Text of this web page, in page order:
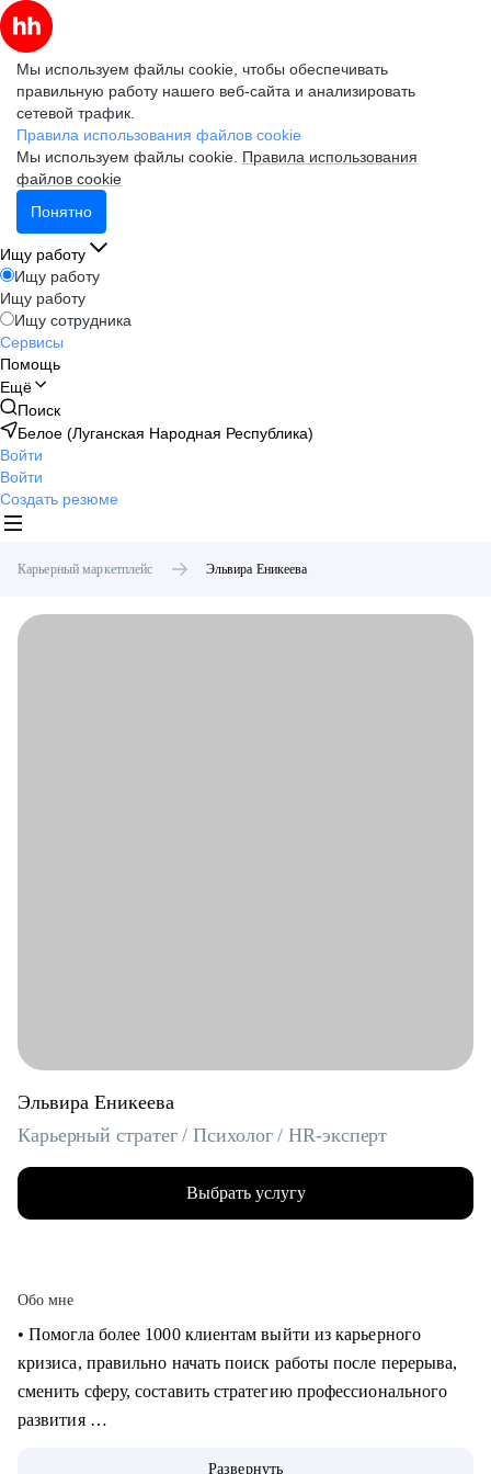
Мы используем файлы cookie, чтобы обеспечивать
правильную работу нашего веб-сайта и анализировать
сетевой трафик.
Правила использования файлов cookie
Мы используем файлы cookie. Правила использования
файлов cookie
Понятно
Ищу работу
Ищу работу
Ищу работу
Ищу сотрудника
Сервисы
Помощь
Ещё
Поиск
Белое (Луганская Народная Республика)
Войти
Войти
Создать резюме
Карьерный маркетплейс Эльвира Еникеева
Эльвира Еникеева
Карьерный стратег / Психолог / HR-эксперт
Выбрать услугу
Обо мне
‌‌‌‌‌• Помогла более 1000 клиентам выйти из карьерного
кризиса, правильно начать поиск работы после перерыва,
сменить сферу, составить стратегию профессионального
развития
Развернуть